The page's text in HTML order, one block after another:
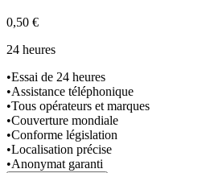
0,50 €
24 heures
•Essai de 24 heures
•Assistance téléphonique
•Tous opérateurs et marques
•Couverture mondiale
•Conforme législation
•Localisation précise
•Anonymat garanti